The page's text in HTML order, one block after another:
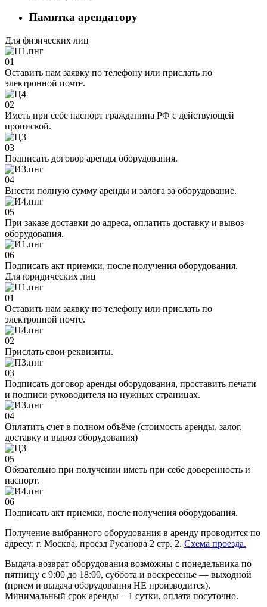
Памятка арендатору
Для физических лиц
01
Оставить нам заявку по телефону или прислать по
электронной почте.
02
Иметь при себе паспорт гражданина РФ с действующей
пропиской.
03
Подписать договор аренды оборудования.
04
Внести полную сумму аренды и залога за оборудование.
05
При заказе доставки до адреса, оплатить доставку и вывоз
оборудования.
06
Подписать акт приемки, после получения оборудования.
Для юридических лиц
01
Оставить нам заявку по телефону или прислать по
электронной почте.
02
Прислать свои реквизиты.
03
Подписать договор аренды оборудования, проставить печати
и подписи руководителя на нужных страницах.
04
Оплатить счет в полном объёме (стоимость аренды, залог,
доставку и вывоз оборудования)
05
Обязательно при получении иметь при себе доверенность и
паспорт.
06
Подписать акт приемки, после получения оборудования.
Получение выбранного оборудования в аренду проводится по
адресу: г. Москва, проезд Русанова 2 стр. 2. Схема проезда.
Выдача-возврат оборудования возможны с понедельника по
пятницу с 9:00 до 18:00, суббота и воскресенье — выходной
(прием и выдача оборудования НЕ производится).
Минимальный срок аренды – 1 сутки, оплата посуточно.